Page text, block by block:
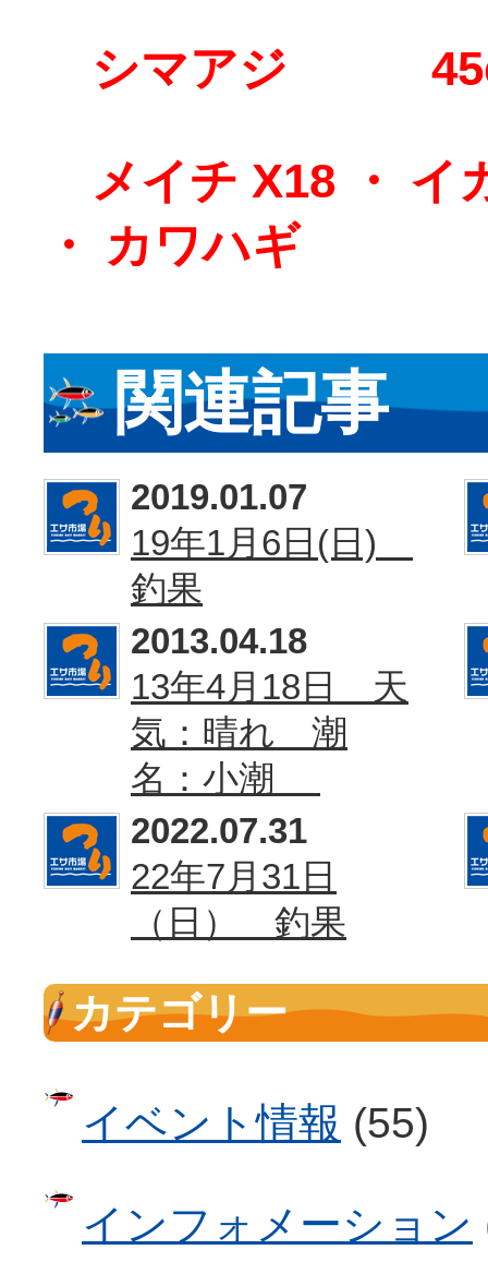
シマアジ
メイチ X18 ・ イ
・ カワハギ
関連記事
2019.01.07
19年1月6日(日)
釣果
2013.04.18
13年4月18日 天
気：晴れ 潮
名：小潮
2022.07.31
22年7月31日
（日） 釣果
カテゴリー
イベント情報 (55)
インフォメーション